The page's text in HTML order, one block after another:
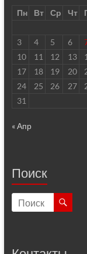
Пн
Вт Ср Чт
3
4 5 6
10
11 12 13
17
18 19 20
24
25 26 27
31
« Апр
Поиск